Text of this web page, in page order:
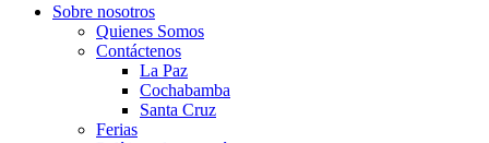
Sobre nosotros
Quienes Somos
Contáctenos
La Paz
Cochabamba
Santa Cruz
Ferias